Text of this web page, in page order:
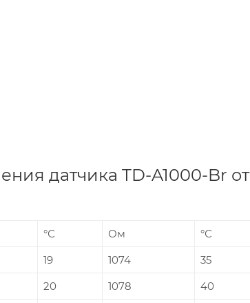
датчика TD-A1000-Br от
°С Ом °С
19 1074 35
20 1078 40